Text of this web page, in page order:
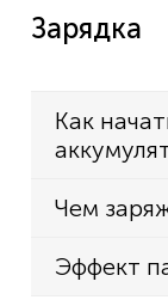
Зарядка
Как
Чем
Эффект